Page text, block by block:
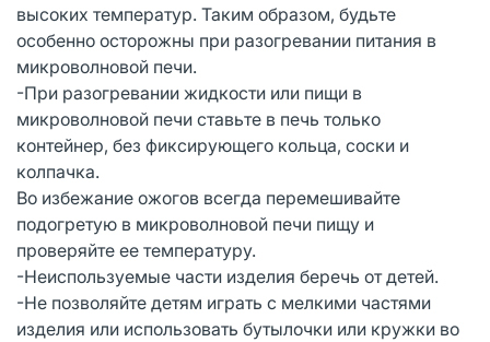
высоких температур. Таким образом, будьте
особенно осторожны при разогревании питания в
микроволновой печи.
-При разогревании жидкости или пищи в
микроволновой печи ставьте в печь только
контейнер, без фиксирующего кольца, соски и
колпачка.
Во избежание ожогов всегда перемешивайте
подогретую в микроволновой печи пищу и
проверяйте ее температуру.
-Неиспользуемые части изделия беречь от детей.
-Не позволяйте детям играть с мелкими частями
изделия или использовать бутылочки или кружки во